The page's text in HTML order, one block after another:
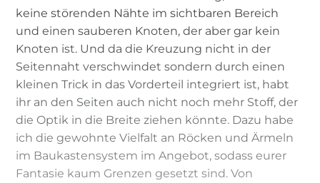
keine störenden Nähte im sichtbaren Bereich
und einen sauberen Knoten, der aber gar kein
Knoten ist. Und da die Kreuzung nicht in der
Seitennaht verschwindet sondern durch einen
kleinen Trick in das Vorderteil integriert ist, habt
ihr an den Seiten auch nicht noch mehr Stoff, der
die Optik in die Breite ziehen könnte. Dazu habe
ich die gewohnte Vielfalt an Röcken und Ärmeln
im Baukastensystem im Angebot, sodass eurer
Fantasie kaum Grenzen gesetzt sind. Von